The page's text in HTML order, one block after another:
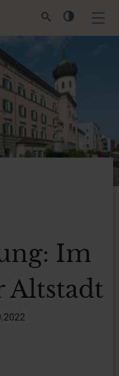
Im
Altstadt